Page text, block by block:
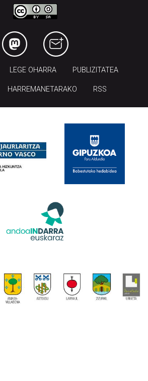
LEGE OHARRA PUBLIZITATEA
HARREMANETARAKO RSS